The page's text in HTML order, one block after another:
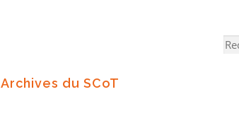
Archives du SCoT